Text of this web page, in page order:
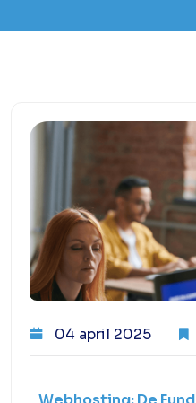
04 april 2025